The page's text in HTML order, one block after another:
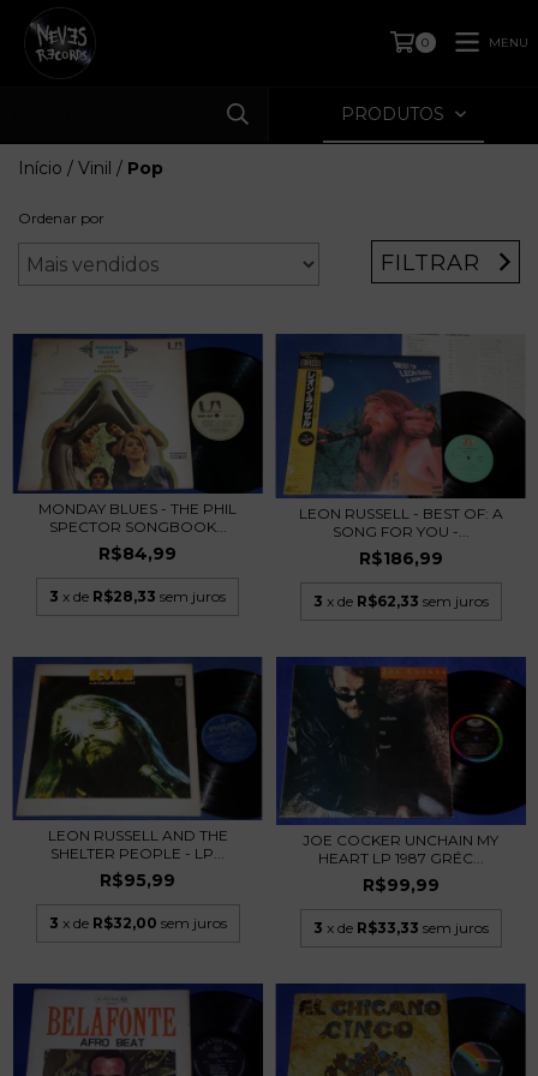
0 MENU
PRODUTOS
Início / Vinil / Pop
Ordenar por
FILTRAR
MONDAY BLUES - THE PHIL
SPECTOR SONGBOOK...
R$84,99
3 x de R$28,33 sem juros
LEON RUSSELL - BEST OF: A
SONG FOR YOU -...
R$186,99
3 x de R$62,33 sem juros
LEON RUSSELL AND THE
SHELTER PEOPLE - LP...
R$95,99
3 x de R$32,00 sem juros
JOE COCKER UNCHAIN MY
HEART LP 1987 GRÉC...
R$99,99
3 x de R$33,33 sem juros